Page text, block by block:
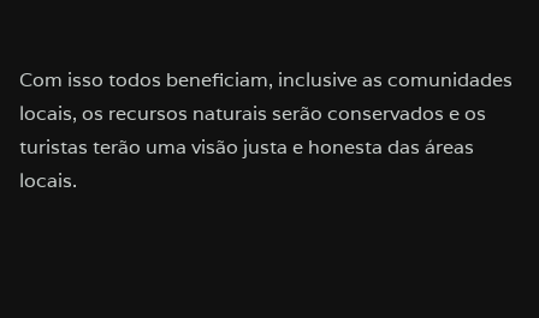
Com isso todos beneficiam, inclusive as comunidades
locais, os recursos naturais serão conservados e os
turistas terão uma visão justa e honesta das áreas
locais.